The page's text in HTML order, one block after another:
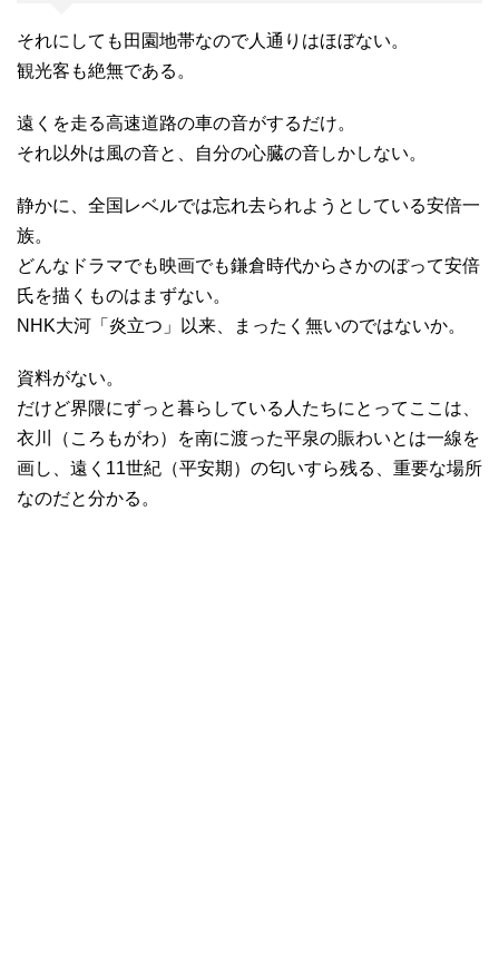
それにしても田園地帯なので人通りはほぼない。
観光客も絶無である。
遠くを走る高速道路の車の音がするだけ。
それ以外は風の音と、自分の心臓の音しかしない。
静かに、全国レベルでは忘れ去られようとしている安倍一
族。
どんなドラマでも映画でも鎌倉時代からさかのぼって安倍
氏を描くものはまずない。
NHK大河「炎立つ」以来、まったく無いのではないか。
資料がない。
だけど界隈にずっと暮らしている人たちにとってここは、
衣川（ころもがわ）を南に渡った平泉の賑わいとは一線を
画し、遠く11世紀（平安期）の匂いすら残る、重要な場所
なのだと分かる。